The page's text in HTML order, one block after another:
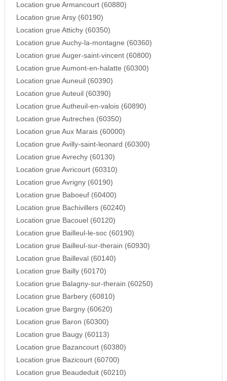
Location grue Armancourt (60880)
Location grue Arsy (60190)
Location grue Attichy (60350)
Location grue Auchy-la-montagne (60360)
Location grue Auger-saint-vincent (60800)
Location grue Aumont-en-halatte (60300)
Location grue Auneuil (60390)
Location grue Auteuil (60390)
Location grue Autheuil-en-valois (60890)
Location grue Autreches (60350)
Location grue Aux Marais (60000)
Location grue Avilly-saint-leonard (60300)
Location grue Avrechy (60130)
Location grue Avricourt (60310)
Location grue Avrigny (60190)
Location grue Baboeuf (60400)
Location grue Bachivillers (60240)
Location grue Bacouel (60120)
Location grue Bailleul-le-soc (60190)
Location grue Bailleul-sur-therain (60930)
Location grue Bailleval (60140)
Location grue Bailly (60170)
Location grue Balagny-sur-therain (60250)
Location grue Barbery (60810)
Location grue Bargny (60620)
Location grue Baron (60300)
Location grue Baugy (60113)
Location grue Bazancourt (60380)
Location grue Bazicourt (60700)
Location grue Beaudeduit (60210)